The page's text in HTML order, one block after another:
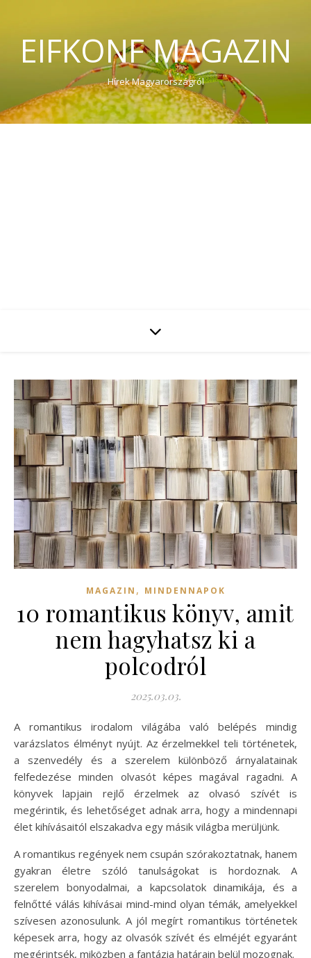
EIFKONF MAGAZIN
Hírek Magyarországról
MAGAZIN , MINDENNAPOK
10 romantikus könyv, amit
nem hagyhatsz ki a
polcodról
2025.03.03.
A romantikus irodalom világába való belépés mindig
varázslatos élményt nyújt. Az érzelmekkel teli történetek,
a szenvedély és a szerelem különböző árnyalatainak
felfedezése minden olvasót képes magával ragadni. A
könyvek lapjain rejlő érzelmek az olvasó szívét is
megérintik, és lehetőséget adnak arra, hogy a mindennapi
élet kihívásaitól elszakadva egy másik világba merüljünk.
A romantikus regények nem csupán szórakoztatnak, hanem
gyakran életre szóló tanulságokat is hordoznak. A
szerelem bonyodalmai, a kapcsolatok dinamikája, és a
felnőtté válás kihívásai mind-mind olyan témák, amelyekkel
szívesen azonosulunk. A jól megírt romantikus történetek
képesek arra, hogy az olvasók szívét és elméjét egyaránt
megérintsék, miközben a fantázia határain belül mozognak.